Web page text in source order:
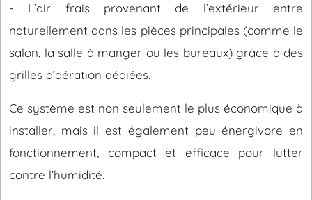
- L’air frais provenant de l’extérieur entre
naturellement dans les pièces principales (comme le
salon, la salle à manger ou les bureaux) grâce à des
grilles d’aération dédiées.
Ce système est non seulement le plus économique à
installer, mais il est également peu énergivore en
fonctionnement, compact et efficace pour lutter
contre l’humidité.